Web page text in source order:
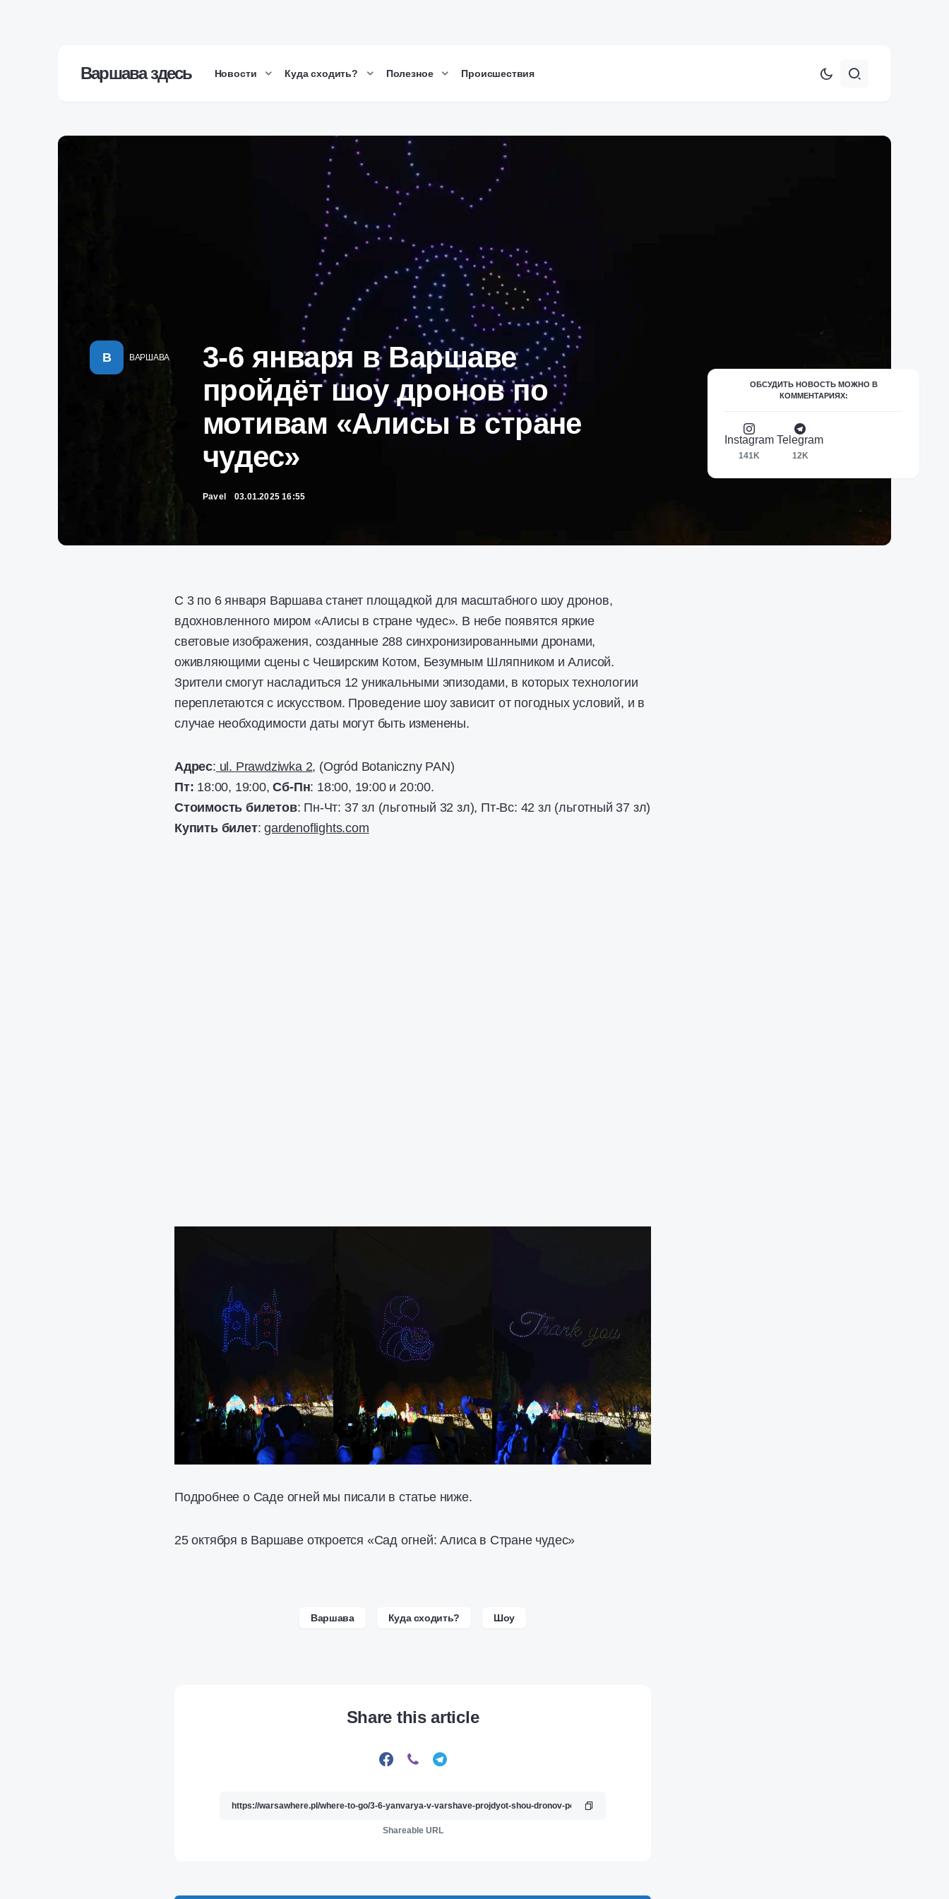
Варшава здесь Новости Куда сходить? Полезное Происшествия
В ВАРШАВА
3-6 января в Варшаве
пройдёт шоу дронов по
мотивам «Алисы в стране
чудес»
Pavel 03.01.2025 16:55
С 3 по 6 января Варшава станет площадкой для масштабного шоу дронов,
вдохновленного миром «Алисы в стране чудес». В небе появятся яркие
световые изображения, созданные 288 синхронизированными дронами,
оживляющими сцены с Чеширским Котом, Безумным Шляпником и Алисой.
Зрители смогут насладиться 12 уникальными эпизодами, в которых технологии
переплетаются с искусством. Проведение шоу зависит от погодных условий, и в
случае необходимости даты могут быть изменены.
Адрес: ul. Prawdziwka 2, (Ogród Botaniczny PAN)
Пт: 18:00, 19:00,Сб-Пн: 18:00, 19:00 и 20:00.
Стоимость билетов: Пн-Чт: 37 зл (льготный 32 зл), Пт-Вс: 42 зл (льготный 37 зл)
Купить билет:gardenoflights.com
Подробнее о Саде огней мы писали в статье ниже.
25 октября в Варшаве откроется «Сад огней: Алиса в Стране чудес»
Варшава Куда сходить? Шоу
Share this article
Shareable URL
ОБСУДИТЬ НОВОСТЬ МОЖНО В
КОММЕНТАРИЯХ:
Instagram
141K
Telegram
12K